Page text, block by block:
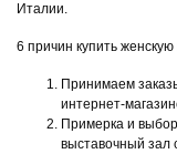
Италии.
6 причин купить
Принимаем
интернет-
Примерка и
выставочный зал